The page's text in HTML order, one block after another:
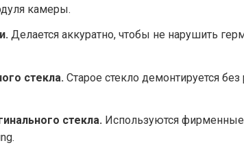
камеры.
Делается аккуратно, чтобы не нарушить
стекла. Старое стекло демонтируется без
стекла. Используются фирменные